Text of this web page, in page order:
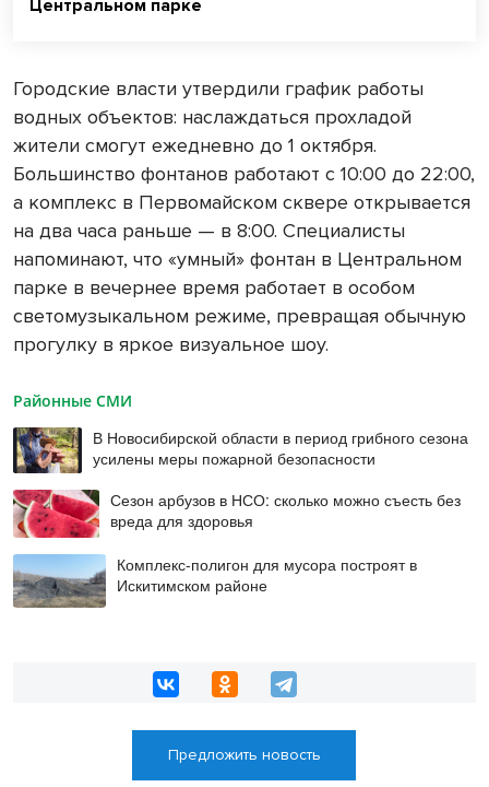
Центральном парке
Городские власти утвердили график работы
водных объектов: наслаждаться прохладой
жители смогут ежедневно до 1 октября.
Большинство фонтанов работают с 10:00 до 22:00,
а комплекс в Первомайском сквере открывается
на два часа раньше — в 8:00. Специалисты
напоминают, что «умный» фонтан в Центральном
парке в вечернее время работает в особом
светомузыкальном режиме, превращая обычную
прогулку в яркое визуальное шоу.
Районные СМИ
В Новосибирской области в период грибного сезона
усилены меры пожарной безопасности
Сезон арбузов в НСО: сколько можно съесть без
вреда для здоровья
Комплекс-полигон для мусора построят в
Искитимском районе
Предложить новость